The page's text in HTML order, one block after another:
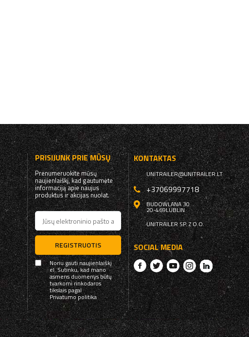
PRISIJUNK PRIE MŪSŲ
Prenumeruokite mūsų
naujienlaiškį, kad gautumėte
informaciją apie naujus
produktus ir akcijas nuolat.
REGISTRUOTIS
Noriu gauti naujienlaiškį
el. Sutinku, kad mano
asmens duomenys būtų
tvarkomi rinkodaros
tikslais pagal
Privatumo politika
KONTAKTAS
UNITRAILER@UNITRAILER.LT
+37069997718
BUDOWLANA 30
20-469LUBLIN
UNITRAILER SP. Z O.O.
SOCIAL MEDIA